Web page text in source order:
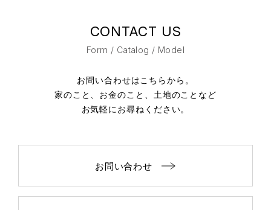
CONTACT US
Form / Catalog / Model
お問い合わせはこちらから。
家のこと、お金のこと、土地のことなど
お気軽にお尋ねください。
お問い合わせ